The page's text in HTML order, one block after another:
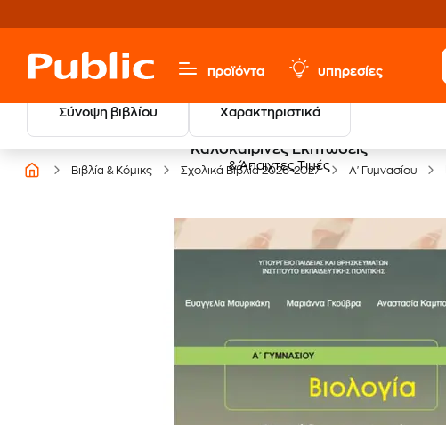
προϊόντα υπηρεσίες
Σύνοψη βιβλίου Χαρακτηριστικά
Καλοκαιρινές Εκπτώσεις
& Άπαιχτες Τιμές
Βιβλία & Κόμικς Σχολικά Βιβλία 2026-2027 Α' Γυμνασίου